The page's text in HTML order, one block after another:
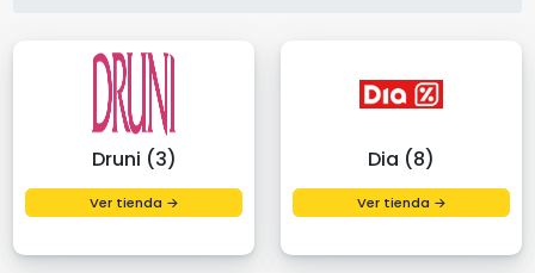
Druni (3)
Ver tienda →
Dia (8)
Ver tienda →